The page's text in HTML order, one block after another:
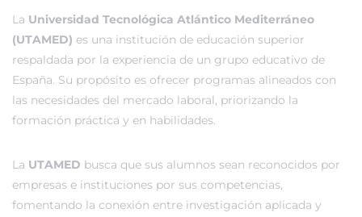
La Universidad Tecnológica Atlántico Mediterráneo
(UTAMED) es una institución de educación superior
respaldada por la experiencia de un grupo educativo de
España. Su propósito es ofrecer programas alineados con
las necesidades del mercado laboral, priorizando la
formación práctica y en habilidades.
La UTAMED busca que sus alumnos sean reconocidos por
empresas e instituciones por sus competencias,
fomentando la conexión entre investigación aplicada y